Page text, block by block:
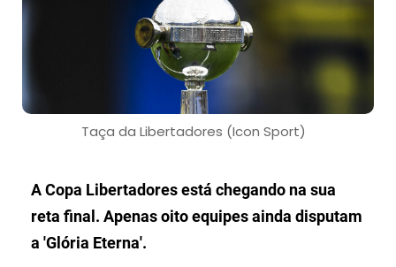
Taça da Libertadores (Icon Sport)
A Copa Libertadores está chegando na sua
reta final. Apenas oito equipes ainda disputam
a 'Glória Eterna'.